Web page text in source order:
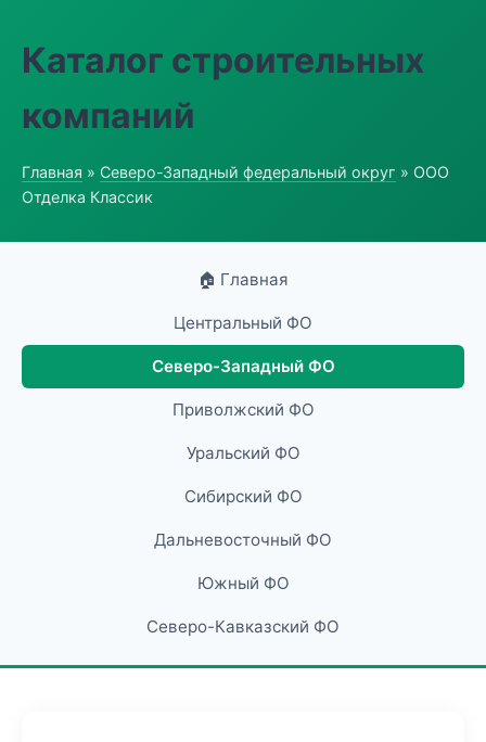
Каталог строительных
компаний
Главная » Северо-Западный федеральный округ » ООО
Отделка Классик
🏠 Главная
Центральный ФО
Северо-Западный ФО
Приволжский ФО
Уральский ФО
Сибирский ФО
Дальневосточный ФО
Южный ФО
Северо-Кавказский ФО